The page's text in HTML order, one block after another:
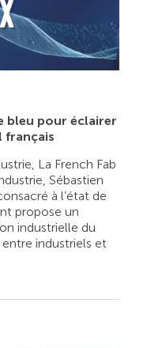
bleu pour éclairer
français
La French Fab
Sébastien
à l’état de
propose un
industrielle du
industriels et